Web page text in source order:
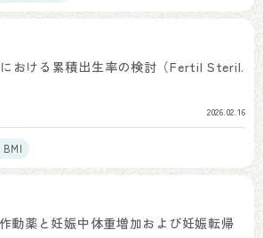
おける累積出生率の検討（Fertil Steril.
2026.02.16
BMI
動薬と妊娠中体重増加および妊娠転帰